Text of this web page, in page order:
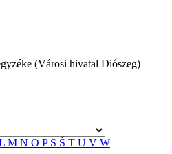
(Városi hivatal Diószeg)
M N O P S Š T U V W